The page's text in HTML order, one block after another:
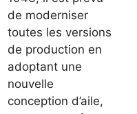
de moderniser
toutes les versions
de production en
adoptant une
nouvelle
conception d’aile,